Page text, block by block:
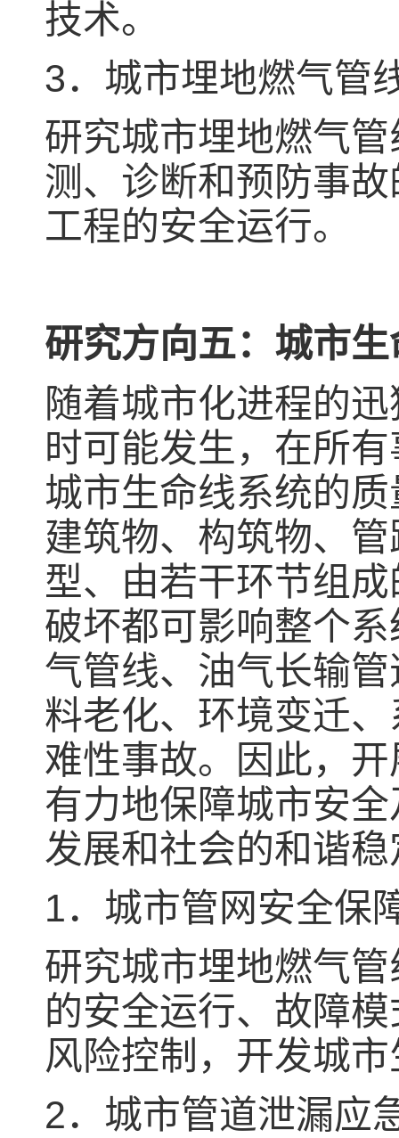
技术。
3．城市埋地燃气管
研究城市埋地燃气
测、诊断和预防事
工程的安全运行。
研究方向五：城市
随着城市化进程的
时可能发生，在所
城市生命线系统的
建筑物、构筑物、
型、由若干环节组
破坏都可影响整个
气管线、油气长输
料老化、环境变迁
难性事故。因此，
有力地保障城市安
发展和社会的和谐
1．城市管网安全保
研究城市埋地燃气
的安全运行、故障
风险控制，开发城
2．城市管道泄漏应